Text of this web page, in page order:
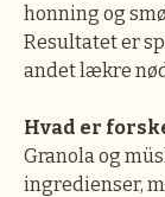
honning og
Resultatet er
andet lækre
Hvad er
Granola og
ingredienser,